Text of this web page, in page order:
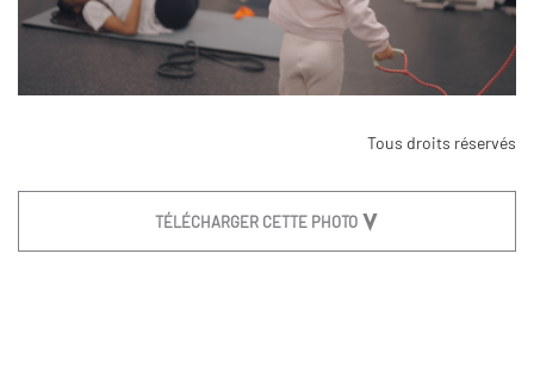
Tous droits réservés
TÉLÉCHARGER CETTE PHOTO